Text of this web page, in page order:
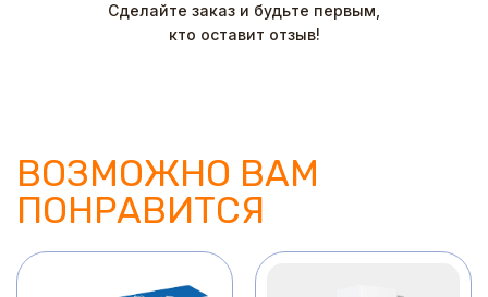
Сделайте заказ и будьте первым,
кто оставит отзыв!
ВОЗМОЖНО ВАМ
ПОНРАВИТСЯ